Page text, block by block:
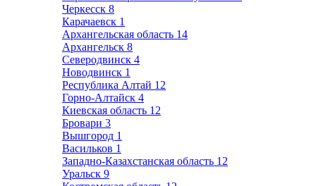
Черкесск 8
Карачаевск 1
Архангельская область 14
Архангельск 8
Северодвинск 4
Новодвинск 1
Республика Алтай 12
Горно-Алтайск 4
Киевская область 12
Бровари 3
Вышгород 1
Васильков 1
Западно-Казахстанская область 12
Уральск 9